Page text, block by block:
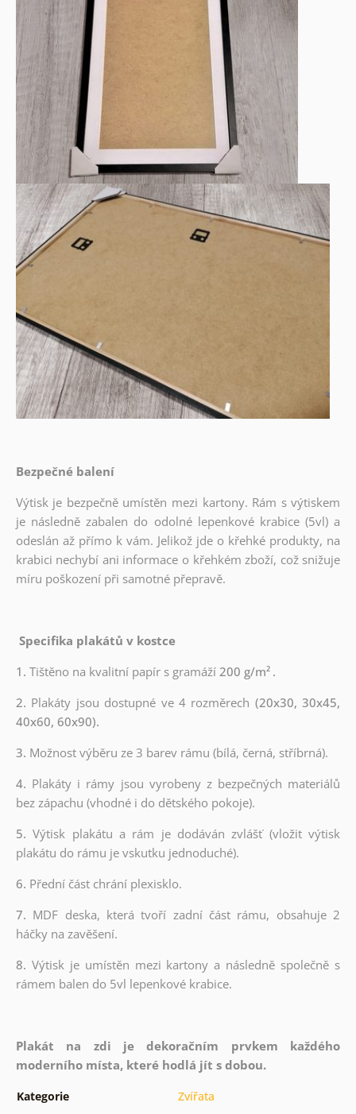
Bezpečné balení
Výtisk je bezpečně umístěn mezi kartony. Rám s výtiskem
je následně zabalen do odolné lepenkové krabice (5vl) a
odeslán až přímo k vám. Jelikož jde o křehké produkty, na
krabici nechybí ani informace o křehkém zboží, což snižuje
míru poškození při samotné přepravě.
Specifika plakátů v kostce
1. Tištěno na kvalitní papír s gramáží200 g/m² .
2. Plakáty jsou dostupné ve 4 rozměrech (20x30, 30x45,
40x60, 60x90).
3. Možnost výběru ze 3 barev rámu (bílá, černá, stříbrná).
4. Plakáty i rámy jsou vyrobeny z bezpečných materiálů
bez zápachu (vhodné i do dětského pokoje).
5.Výtisk plakátu a rám je dodáván zvlášť (vložit výtisk
plakátu do rámu je vskutku jednoduché).
6. Přední část chrání plexisklo.
7. MDF deska, která tvoří zadní část rámu, obsahuje 2
háčky na zavěšení.
8. Výtisk je umístěn mezi kartony a následně společně s
rámem balen do 5vl lepenkové krabice.
Plakát na zdi je dekoračním prvkem každého
moderního místa, které hodlá jít s dobou.
Kategorie Zvířata